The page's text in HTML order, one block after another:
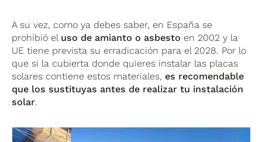
A su vez, como ya debes saber, en España se
prohibió el uso de amianto o asbesto en 2002 y la
UE tiene prevista su erradicación para el 2028. Por lo
que si la cubierta donde quieres instalar las placas
solares contiene estos materiales,es recomendable
que los sustituyas antes de realizar tu instalación
solar.